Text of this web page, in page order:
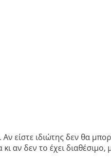
είστε ιδιώτης δεν θα
αν δεν το έχει διαθέσιμο,